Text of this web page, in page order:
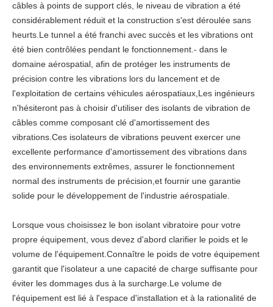
câbles à points de support clés, le niveau de vibration a été
considérablement réduit et la construction s'est déroulée sans
heurts.Le tunnel a été franchi avec succès et les vibrations ont
été bien contrôlées pendant le fonctionnement.- dans le
domaine aérospatial, afin de protéger les instruments de
précision contre les vibrations lors du lancement et de
l'exploitation de certains véhicules aérospatiaux,Les ingénieurs
n'hésiteront pas à choisir d'utiliser des isolants de vibration de
câbles comme composant clé d'amortissement des
vibrations.Ces isolateurs de vibrations peuvent exercer une
excellente performance d'amortissement des vibrations dans
des environnements extrêmes, assurer le fonctionnement
normal des instruments de précision,et fournir une garantie
solide pour le développement de l'industrie aérospatiale.
Lorsque vous choisissez le bon isolant vibratoire pour votre
propre équipement, vous devez d'abord clarifier le poids et le
volume de l'équipement.Connaître le poids de votre équipement
garantit que l'isolateur a une capacité de charge suffisante pour
éviter les dommages dus à la surcharge.Le volume de
l'équipement est lié à l'espace d'installation et à la rationalité de